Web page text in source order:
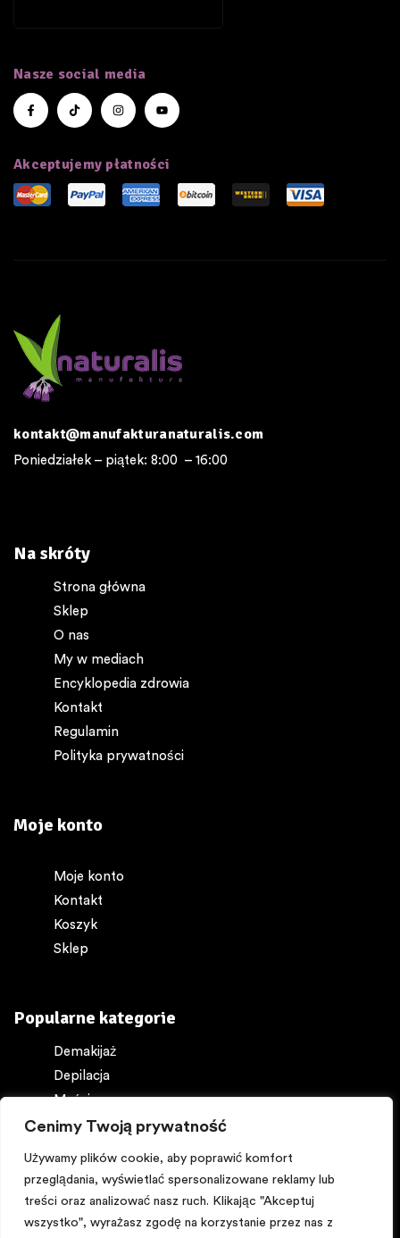
Cenimy Twoją prywatność
Używamy plików cookie, aby poprawić komfort
przeglądania, wyświetlać spersonalizowane reklamy lub
treści oraz analizować nasz ruch. Klikając "Akceptuj
wszystko", wyrażasz zgodę na korzystanie przez nas z
Nasze social media
Akceptujemy płatności
Na skróty
Strona główna
Sklep
O nas
My w mediach
Encyklopedia zdrowia
Kontakt
Regulamin
Polityka prywatności
Moje konto
Moje konto
Kontakt
Koszyk
Sklep
Popularne kategorie
Demakijaż
Depilacja
Maści
Ochrona ciała
kontakt@manufakturanaturalis.com
Poniedziałek – piątek: 8:00 – 16:00